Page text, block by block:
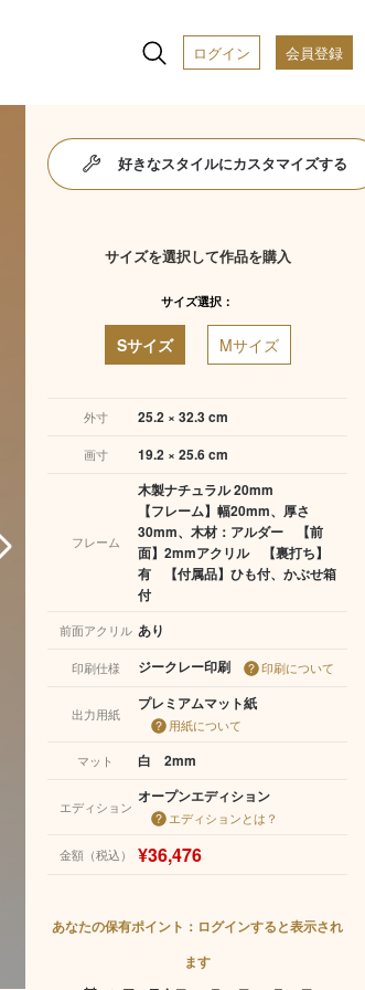
ログイン 会員登録
好きなスタイルにカスタマイズする
サイズを選択して作品を購入
サイズ選択：
Sサイズ Mサイズ
外寸 25.2 × 32.3 cm
画寸 19.2 × 25.6 cm
フレーム
木製ナチュラル 20mm
【フレーム】幅20mm、厚さ
30mm、木材：アルダー 【前
面】2mmアクリル 【裏打ち】
有 【付属品】ひも付、かぶせ箱
付
前面アクリル あり
印刷仕様 ジークレー印刷 印刷について
出力用紙
プレミアムマット紙
用紙について
マット
白 2mm
エディション
オープンエディション
エディションとは？
金額（税込） ¥36,476
あなたの保有ポイント：ログインすると表示され
ます